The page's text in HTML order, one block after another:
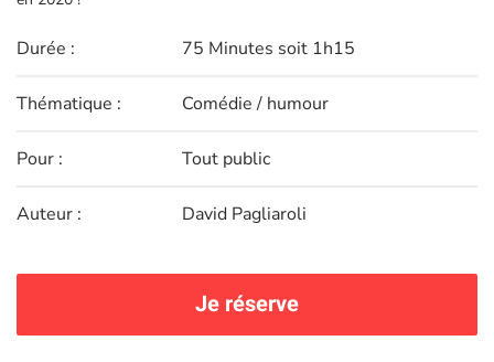
Durée : 75 Minutes soit 1h15
Thématique : Comédie / humour
Pour : Tout public
Auteur : David Pagliaroli
Je réserve